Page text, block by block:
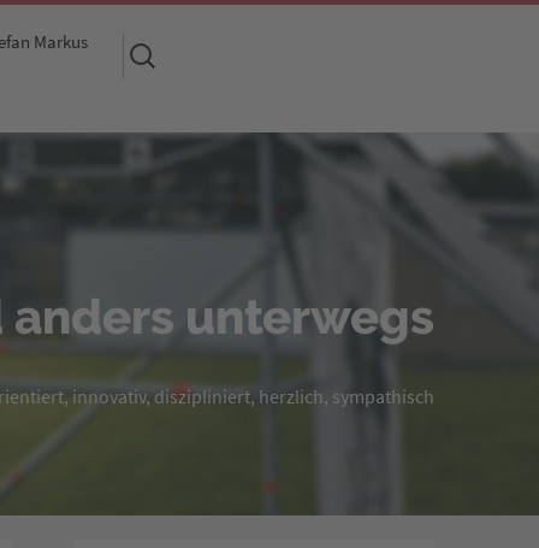
Markus
Suchen
nach:
anders unterwegs
innovativ, diszipliniert, herzlich, sympathisch